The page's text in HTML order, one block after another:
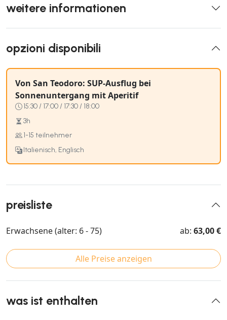
weitere informationen
opzioni disponibili
Von San Teodoro: SUP-Ausflug bei
Sonnenuntergang mit Aperitif
15:30 / 17:00 / 17:30 / 18:00
3h
1-15 teilnehmer
Italienisch, Englisch
preisliste
Erwachsene (alter: 6 - 75) ab: 63,00 €
Alle Preise anzeigen
was ist enthalten